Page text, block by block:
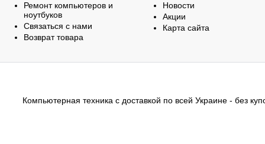
Ремонт компьютеров и
ноутбуков
Связаться с нами
Возврат товара
Новости
Акции
Карта сайта
Компьютерная техника с доставкой по всей Украине - без